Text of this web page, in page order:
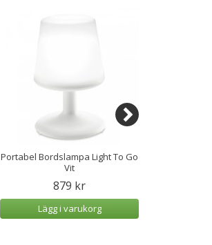
Portabel Bordslampa Light To Go
Vit
879 kr
Lägg i varukorg